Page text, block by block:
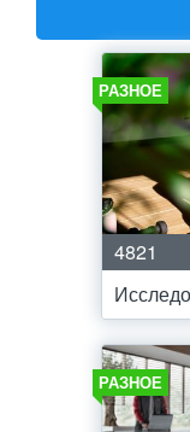
РАЗНОЕ
4821
РАЗНОЕ